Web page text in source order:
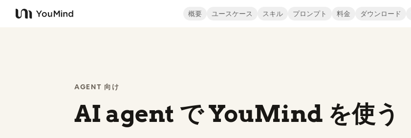
YouMind
概要 ユースケース スキル プロンプト 料金 ダウンロード
AGENT 向け
AI agent で YouMind を使う